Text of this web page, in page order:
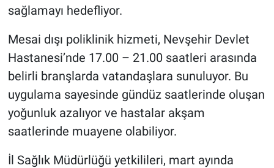
sağlamayı hedefliyor.
Mesai dışı poliklinik hizmeti, Nevşehir Devlet
Hastanesi’nde 17.00 – 21.00 saatleri arasında
belirli branşlarda vatandaşlara sunuluyor. Bu
uygulama sayesinde gündüz saatlerinde oluşan
yoğunluk azalıyor ve hastalar akşam
saatlerinde muayene olabiliyor.
İl Sağlık Müdürlüğü yetkilileri, mart ayında